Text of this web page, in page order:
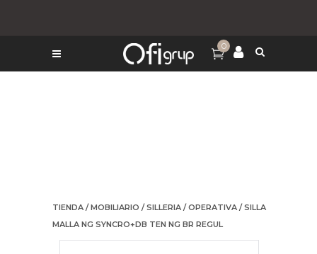
0
TIENDA /MOBILIARIO /SILLERIA /OPERATIVA / SILLA
MALLA NG SYNCRO+DB TEN NG BR REGUL